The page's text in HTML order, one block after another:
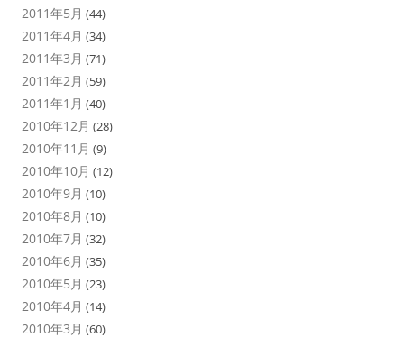
2011年5月 (44)
2011年4月 (34)
2011年3月 (71)
2011年2月 (59)
2011年1月 (40)
2010年12月 (28)
2010年11月 (9)
2010年10月 (12)
2010年9月 (10)
2010年8月 (10)
2010年7月 (32)
2010年6月 (35)
2010年5月 (23)
2010年4月 (14)
2010年3月 (60)